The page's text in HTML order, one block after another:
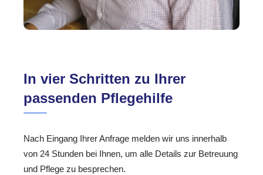
In vier Schritten zu Ihrer
passenden Pflegehilfe
Nach Eingang Ihrer Anfrage melden wir uns innerhalb
von 24 Stunden bei Ihnen, um alle Details zur Betreuung
und Pflege zu besprechen.